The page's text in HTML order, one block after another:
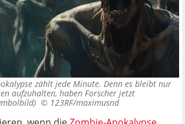
zählt jede Minute. Denn es bleibt nur
aufzuhalten, haben Forscher jetzt
© 123RF/maximusnd